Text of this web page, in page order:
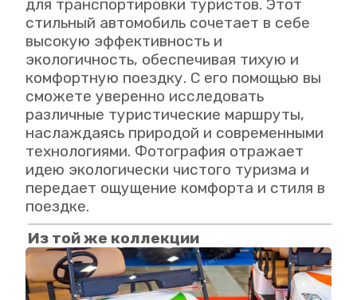
для транспортировки туристов. Этот
стильный автомобиль сочетает в себе
высокую эффективность и
экологичность, обеспечивая тихую и
комфортную поездку. С его помощью вы
сможете уверенно исследовать
различные туристические маршруты,
наслаждаясь природой и современными
технологиями. Фотография отражает
идею экологически чистого туризма и
передает ощущение комфорта и стиля в
поездке.
Из той же коллекции